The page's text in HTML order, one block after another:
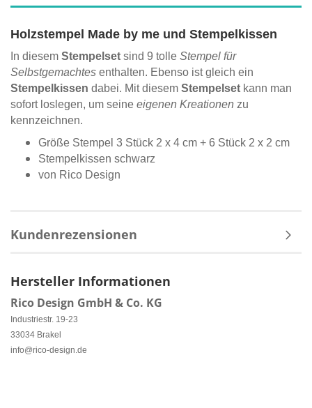
Holzstempel Made by me und Stempelkissen
In diesem Stempelset sind 9 tolle Stempel für
Selbstgemachtes enthalten. Ebenso ist gleich ein
Stempelkissen dabei. Mit diesem Stempelset kann man
sofort loslegen, um seine eigenen Kreationen zu
kennzeichnen.
Größe Stempel 3 Stück 2 x 4 cm + 6 Stück 2 x 2 cm
Stempelkissen schwarz
von Rico Design
Kundenrezensionen
Hersteller Informationen
Rico Design GmbH & Co. KG
Industriestr. 19-23
33034 Brakel
info@rico-design.de